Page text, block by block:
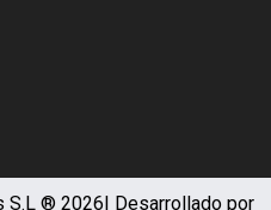
S.L ® 2026| Desarrollado por